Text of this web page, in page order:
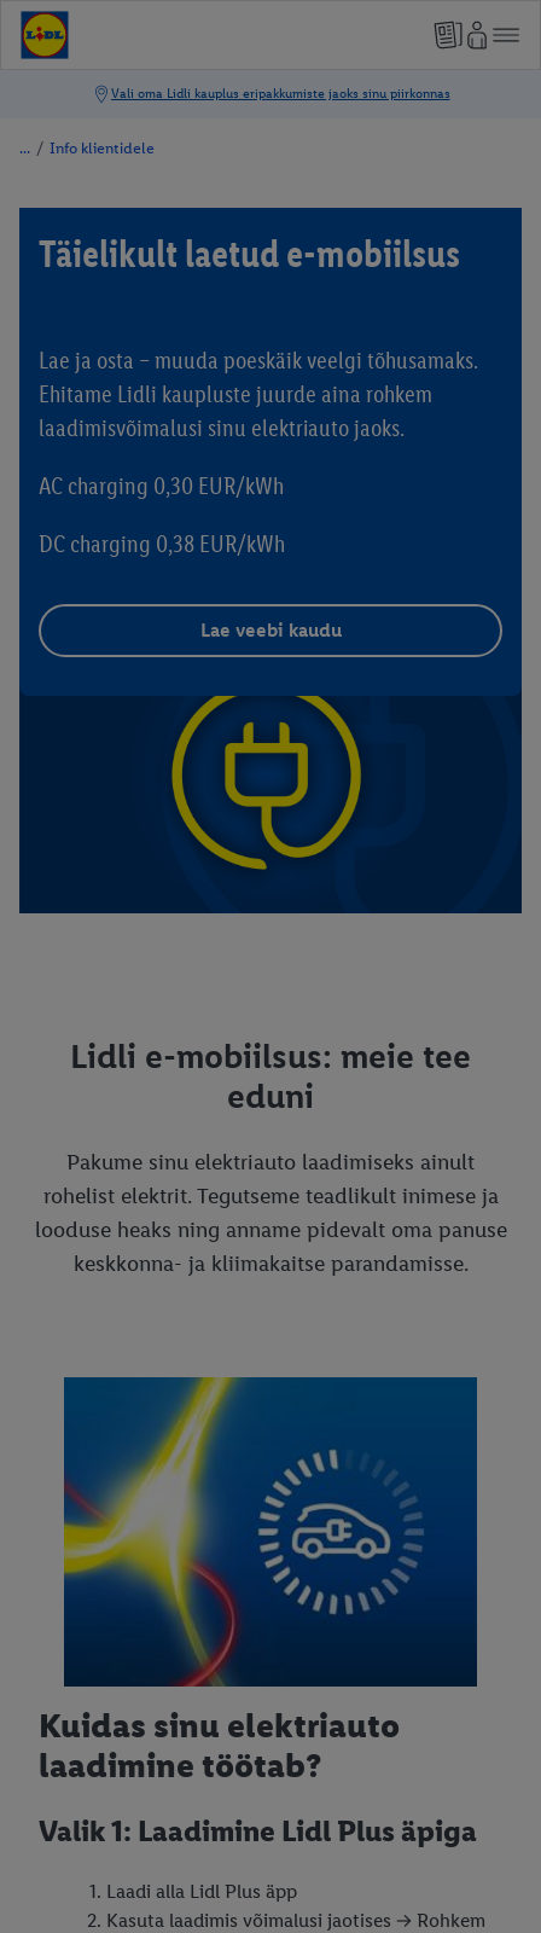
/ Info klientidele
Täielikult laetud e-mobiilsus
Lae ja osta – muuda poeskäik veelgi tõhusamaks.
Ehitame Lidli kaupluste juurde aina rohkem
laadimisvõimalusi sinu elektriauto jaoks.
AC charging 0,30 EUR/kWh
DC charging 0,38 EUR/kWh
Lae veebi kaudu
Lidli e-mobiilsus: meie tee
eduni
Pakume sinu elektriauto laadimiseks ainult
rohelist elektrit. Tegutseme teadlikult inimese ja
looduse heaks ning anname pidevalt oma panuse
keskkonna- ja kliimakaitse parandamisse.
Kuidas sinu elektriauto
laadimine töötab?
Valik 1: Laadimine Lidl Plus äpiga
Laadi alla Lidl Plus äpp
Kasuta laadimis võimalusi jaotises → Rohkem